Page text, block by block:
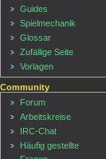
Guides
Spielmechanik
Glossar
Zufällige Seite
Vorlagen
Community
Forum
Arbeitskreise
IRC-Chat
Häufig gestellte